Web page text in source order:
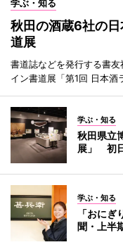
学ぶ・知る
秋田の酒蔵6社の
道展
書道誌などを発行する書
イン書道展「第1回 日本酒
学ぶ・知る
秋田県立
展」 初
学ぶ・知る
「おに
聞・上半